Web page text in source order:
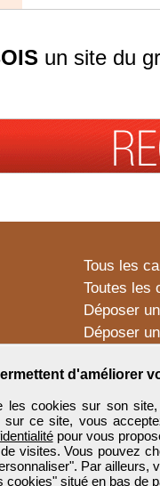
d'améliorer
les cookies sur son
sur ce site, vous
pour vous
visites. Vous pouvez
Par ailleurs,
cookies" situé en bas de
un site du
Tous les
Toutes les
Déposer
Déposer